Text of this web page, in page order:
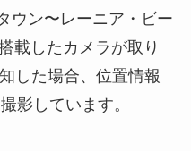
ウン〜レーニア・ビー
載したカメラが取り
した場合、位置情報
影しています。